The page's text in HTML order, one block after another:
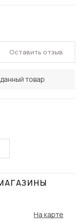
товар
Оставить отзыв
На карте